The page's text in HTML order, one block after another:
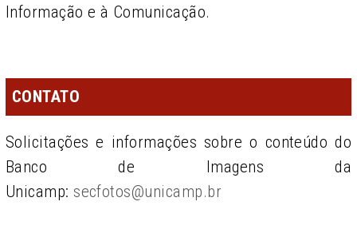
Informação e à Comunicação.
CONTATO
Solicitações e informações sobre o conteúdo do
Banco de Imagens da
Unicamp: secfotos@unicamp.br